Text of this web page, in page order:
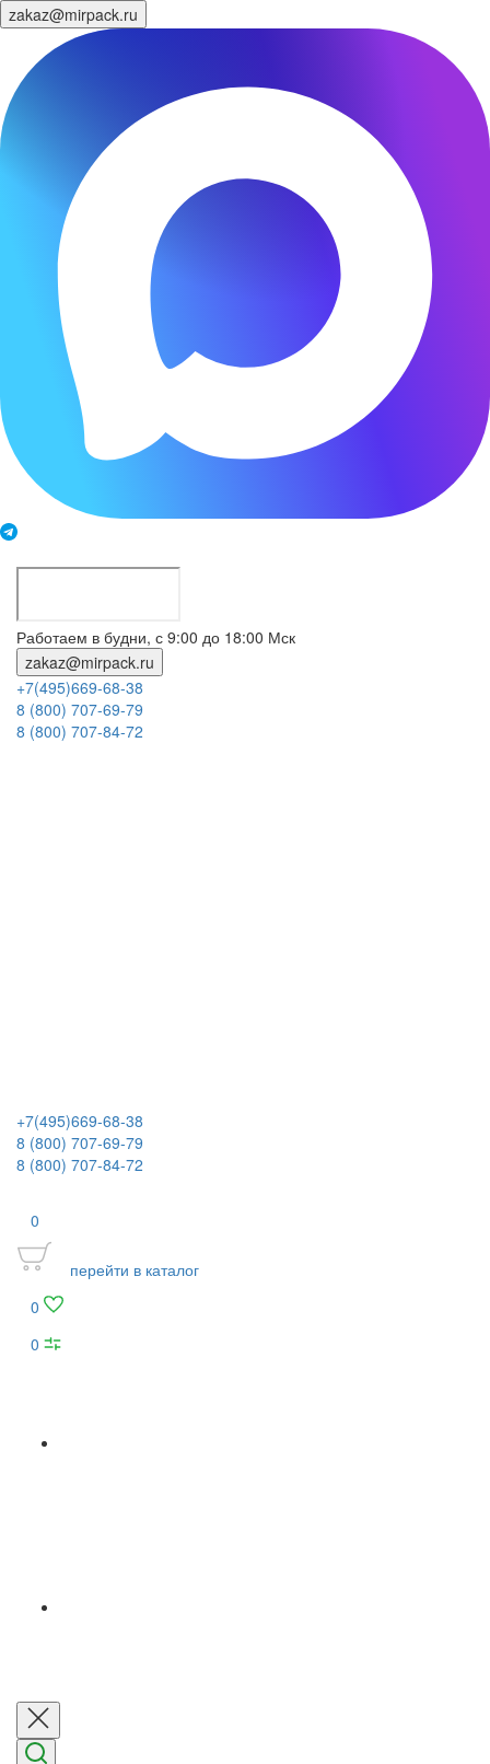
zakaz@mirpack.ru
Работаем в будни, с 9:00 до 18:00 Мск
zakaz@mirpack.ru
+7(495)669-68-38
8 (800) 707-69-79
8 (800) 707-84-72
+7(495)669-68-38
8 (800) 707-69-79
8 (800) 707-84-72
0
перейти в каталог
0
0